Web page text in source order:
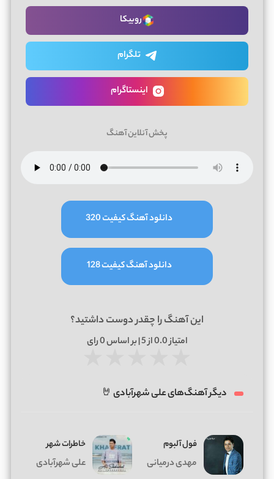
روبیکا
تلگرام
اینستاگرام
پخش آنلاین آهنگ
دانلود آهنگ کیفیت 320
دانلود آهنگ کیفیت 128
این آهنگ را چقدر دوست داشتید؟
امتیاز0.0از 5 | بر اساس 0رای
دیگر آهنگ‌های علی شهرآبادی 🤘
فول آلبوم
مهدی درمیانی
خاطرات شهر
علی شهرآبادی